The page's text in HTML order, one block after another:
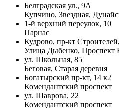
Белградская ул., 9А
Купчино, Звездная,
1-й верхний переулок, 10
Парнас
Кудрово, пр-кт
Улица Дыбенко, Проспект
ул. Школьная, 85
Беговая, Старая деревня
Богатырский пр-кт, 14 к2
Комендантский проспект
ул. Шаврова, 22
Комендантский проспект